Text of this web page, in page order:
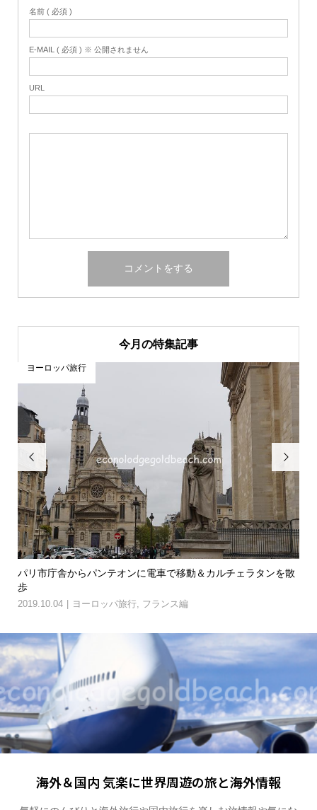
名前 ( 必須 )
E-MAIL ( 必須 ) ※ 公開されません
URL
今月の特集記事

パリ市庁舎からパンテオンに電車で移動＆カルチェラタンを散
歩
2019.10.04 ヨーロッパ旅行, フランス編
ヨーロッパ旅行

海外＆国内 気楽に世界周遊の旅と海外情報